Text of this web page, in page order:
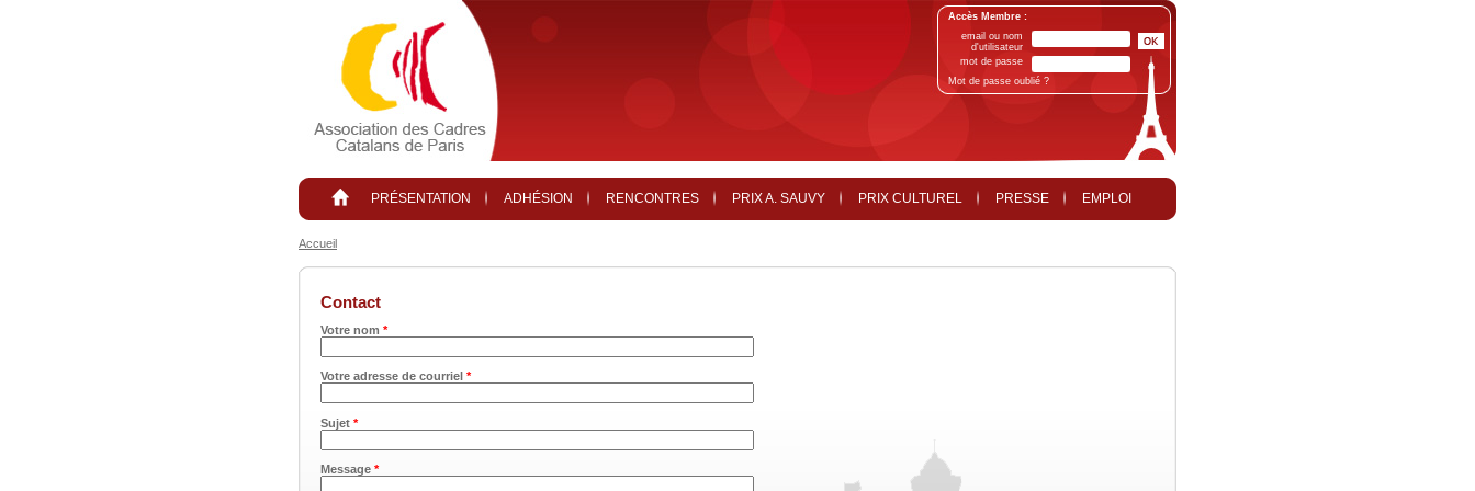
Accès Membre :
email ou nom
d'utilisateur
mot de passe
Mot de passe oublié ?
PRÉSENTATION ADHÉSION RENCONTRES PRIX A. SAUVY PRIX CULTUREL PRESSE EMPLOI
Accueil
Contact
Votre nom *
Votre adresse de courriel *
Sujet *
Message *